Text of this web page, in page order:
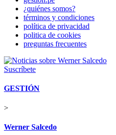
¿quiénes somos?
términos y condiciones
política de privacidad
politica de cookies
preguntas frecuentes
Suscríbete
GESTIÓN
>
Werner Salcedo